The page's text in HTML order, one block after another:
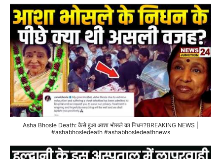
Asha Bhosle Death: कैसे हुआ आशा भोसले का निधन?BREAKING NEWS |
#ashabhosledeath #ashabhosledeathnews